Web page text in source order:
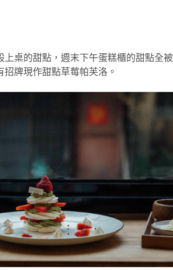
上桌的甜點，週末下午蛋糕櫃的甜點全被
牌現作甜點草莓帕芙洛。